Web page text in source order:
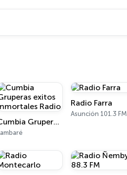
Cumbia Gruperas exitos inmortales Radio
Radio Farra
Asunción 101.3 FM